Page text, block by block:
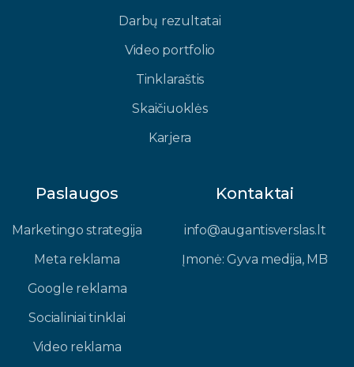
Darbų rezultatai
Video portfolio
Tinklaraštis
Skaičiuoklės
Karjera
Paslaugos
Marketingo strategija
Meta reklama
Google reklama
Socialiniai tinklai
Video reklama
Kontaktai
info@augantisverslas.lt​
Įmonė: Gyva medija, MB​